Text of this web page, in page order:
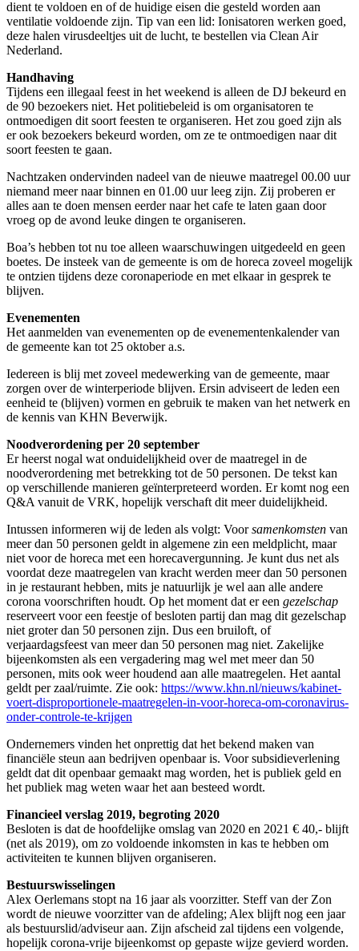
dient te voldoen en of de huidige eisen die gesteld worden aan
ventilatie voldoende zijn. Tip van een lid: Ionisatoren werken goed,
deze halen virusdeeltjes uit de lucht, te bestellen via Clean Air
Nederland.
Handhaving
Tijdens een illegaal feest in het weekend is alleen de DJ bekeurd en
de 90 bezoekers niet. Het politiebeleid is om organisatoren te
ontmoedigen dit soort feesten te organiseren. Het zou goed zijn als
er ook bezoekers bekeurd worden, om ze te ontmoedigen naar dit
soort feesten te gaan.
Nachtzaken ondervinden nadeel van de nieuwe maatregel 00.00 uur
niemand meer naar binnen en 01.00 uur leeg zijn. Zij proberen er
alles aan te doen mensen eerder naar het cafe te laten gaan door
vroeg op de avond leuke dingen te organiseren.
Boa’s hebben tot nu toe alleen waarschuwingen uitgedeeld en geen
boetes. De insteek van de gemeente is om de horeca zoveel mogelijk
te ontzien tijdens deze coronaperiode en met elkaar in gesprek te
blijven.
Evenementen
Het aanmelden van evenementen op de evenementenkalender van
de gemeente kan tot 25 oktober a.s.
Iedereen is blij met zoveel medewerking van de gemeente, maar
zorgen over de winterperiode blijven. Ersin adviseert de leden een
eenheid te (blijven) vormen en gebruik te maken van het netwerk en
de kennis van KHN Beverwijk.
Noodverordening per 20 september
Er heerst nogal wat onduidelijkheid over de maatregel in de
noodverordening met betrekking tot de 50 personen. De tekst kan
op verschillende manieren geïnterpreteerd worden. Er komt nog een
Q&A vanuit de VRK, hopelijk verschaft dit meer duidelijkheid.
Intussen informeren wij de leden als volgt: Voorsamenkomsten van
meer dan 50 personen geldt in algemene zin een meldplicht, maar
niet voor de horeca met een horecavergunning. Je kunt dus net als
voordat deze maatregelen van kracht werden meer dan 50 personen
in je restaurant hebben, mits je natuurlijk je wel aan alle andere
corona voorschriften houdt. Op het moment dat er een gezelschap
reserveert voor een feestje of besloten partij dan mag dit gezelschap
niet groter dan 50 personen zijn. Dus een bruiloft, of
verjaardagsfeest van meer dan 50 personen mag niet. Zakelijke
bijeenkomsten als een vergadering mag wel met meer dan 50
personen, mits ook weer houdend aan alle maatregelen. Het aantal
geldt per zaal/ruimte. Zie ook: https://www.khn.nl/nieuws/kabinet-
voert-disproportionele-maatregelen-in-voor-horeca-om-coronavirus-
onder-controle-te-krijgen
Ondernemers vinden het onprettig dat het bekend maken van
financiële steun aan bedrijven openbaar is. Voor subsidieverlening
geldt dat dit openbaar gemaakt mag worden, het is publiek geld en
het publiek mag weten waar het aan besteed wordt.
Financieel verslag 2019, begroting 2020
Besloten is dat de hoofdelijke omslag van 2020 en 2021 € 40,- blijft
(net als 2019), om zo voldoende inkomsten in kas te hebben om
activiteiten te kunnen blijven organiseren.
Bestuurswisselingen
Alex Oerlemans stopt na 16 jaar als voorzitter. Steff van der Zon
wordt de nieuwe voorzitter van de afdeling; Alex blijft nog een jaar
als bestuurslid/adviseur aan. Zijn afscheid zal tijdens een volgende,
hopelijk corona-vrije bijeenkomst op gepaste wijze gevierd worden.